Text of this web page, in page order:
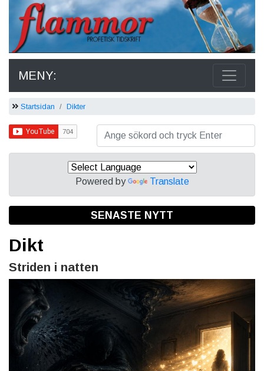
MENY:
Startsidan Dikter
Powered by Translate
SENASTE NYTT
Dikt
Striden i natten